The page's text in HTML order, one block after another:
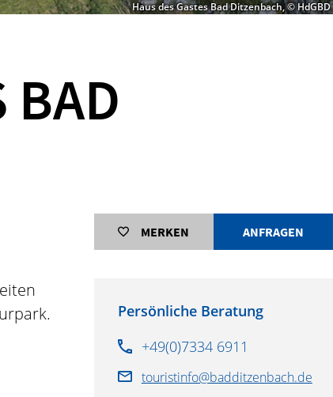
Haus des Gastes Bad Ditzenbach, © HdGBD
BAD
MERKEN ANFRAGEN
Persönliche Beratung
+49(0)7334 6911
touristinfo@badditzenbach.de